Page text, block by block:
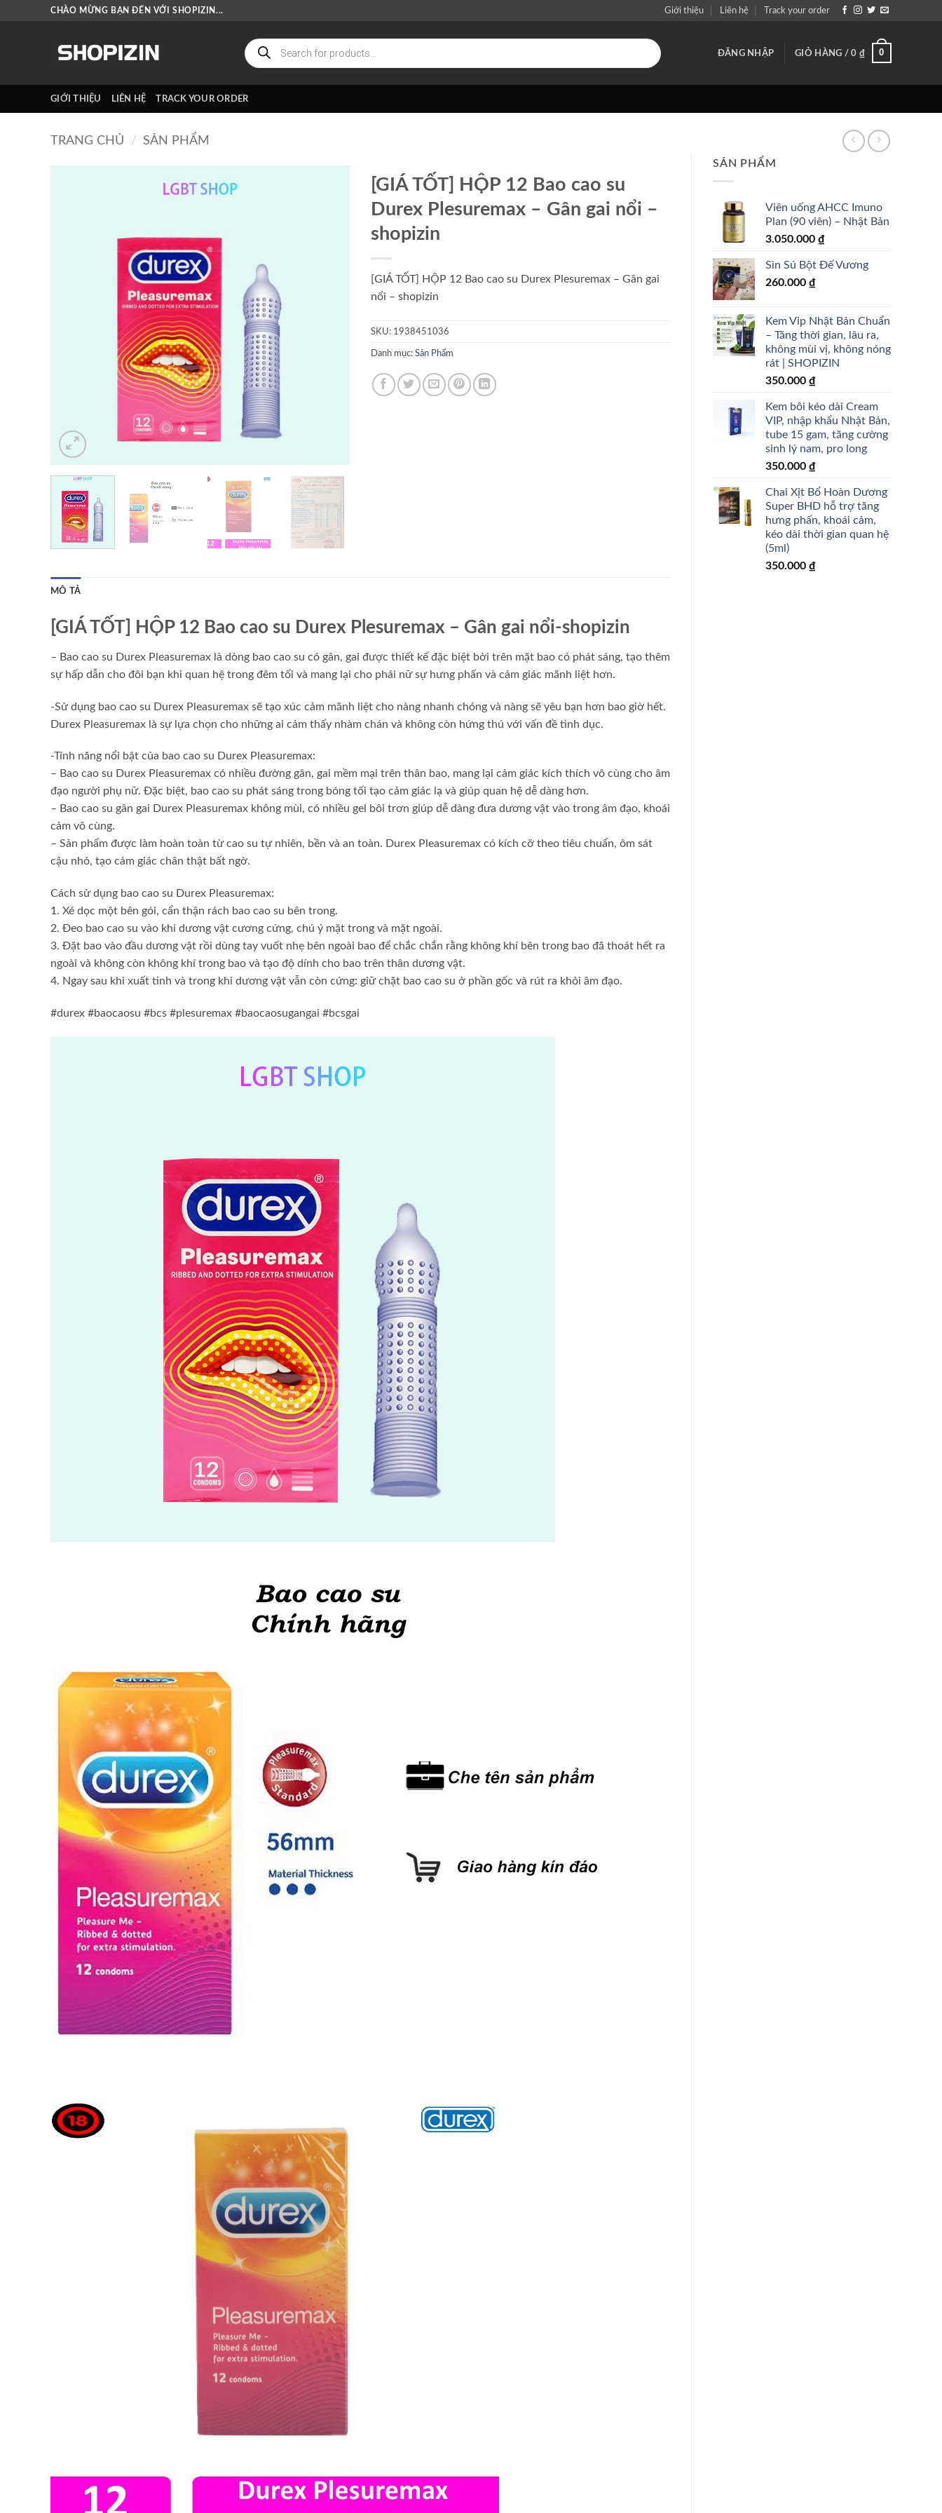
CHÀO MỪNG BẠN ĐẾN VỚI SHOPIZIN... Giới thiệu Liên hệ Track your order
Tìm
kiếm
sản
phẩm
ĐĂNG NHẬP GIỎ HÀNG /0 ₫ 0
GIỚI THIỆU LIÊN HỆ TRACK YOUR ORDER
TRANG CHỦ / SẢN PHẨM
SẢN PHẨM
Viên uống AHCC Imuno
Plan (90 viên) – Nhật Bản
3.050.000 ₫
Sìn Sú Bột Đế Vương
260.000 ₫
Kem Vip Nhật Bản Chuẩn
– Tăng thời gian, lâu ra,
không mùi vị, không nóng
rát | SHOPIZIN
350.000 ₫
Kem bôi kéo dài Cream
VIP, nhập khẩu Nhật Bản,
tube 15 gam, tăng cường
sinh lý nam, pro long
350.000 ₫
Chai Xịt Bổ Hoàn Dương
Super BHD hỗ trợ tăng
hưng phấn, khoái cảm,
kéo dài thời gian quan hệ
(5ml)
350.000 ₫
[GIÁ TỐT] HỘP 12 Bao cao su
Durex Plesuremax – Gân gai nổi –
shopizin
[GIÁ TỐT] HỘP 12 Bao cao su Durex Plesuremax – Gân gai
nổi – shopizin
SKU: 1938451036
Danh mục: Sản Phẩm
MÔ TẢ
[GIÁ TỐT] HỘP 12 Bao cao su Durex Plesuremax – Gân gai nổi-shopizin
– Bao cao su Durex Pleasuremax là dòng bao cao su có gân, gai được thiết kế đặc biệt bởi trên mặt bao có phát sáng, tạo thêm
sự hấp dẫn cho đôi bạn khi quan hệ trong đêm tối và mang lại cho phái nữ sự hưng phấn và cảm giác mãnh liệt hơn.
-Sử dụng bao cao su Durex Pleasuremax sẽ tạo xúc cảm mãnh liệt cho nàng nhanh chóng và nàng sẽ yêu bạn hơn bao giờ hết.
Durex Pleasuremax là sự lựa chọn cho những ai cảm thấy nhàm chán và không còn hứng thú với vấn đề tình dục.
-Tính năng nổi bật của bao cao su Durex Pleasuremax:
– Bao cao su Durex Pleasuremax có nhiều đường gân, gai mềm mại trên thân bao, mang lại cảm giác kích thích vô cùng cho âm
đạo người phụ nữ. Đặc biệt, bao cao su phát sáng trong bóng tối tạo cảm giác lạ và giúp quan hệ dễ dàng hơn.
– Bao cao su gân gai Durex Pleasuremax không mùi, có nhiều gel bôi trơn giúp dễ dàng đưa dương vật vào trong âm đạo, khoái
cảm vô cùng.
– Sản phẩm được làm hoàn toàn từ cao su tự nhiên, bền và an toàn. Durex Pleasuremax có kích cỡ theo tiêu chuẩn, ôm sát
cậu nhỏ, tạo cảm giác chân thật bất ngờ.
Cách sử dụng bao cao su Durex Pleasuremax:
1. Xé dọc một bên gói, cẩn thận rách bao cao su bên trong.
2. Đeo bao cao su vào khi dương vật cương cứng, chú ý mặt trong và mặt ngoài.
3. Đặt bao vào đầu dương vật rồi dùng tay vuốt nhẹ bên ngoài bao để chắc chắn rằng không khí bên trong bao đã thoát hết ra
ngoài và không còn không khí trong bao và tạo độ dính cho bao trên thân dương vật.
4. Ngay sau khi xuất tinh và trong khi dương vật vẫn còn cứng: giữ chặt bao cao su ở phần gốc và rút ra khỏi âm đạo.
#durex #baocaosu #bcs #plesuremax #baocaosugangai #bcsgai